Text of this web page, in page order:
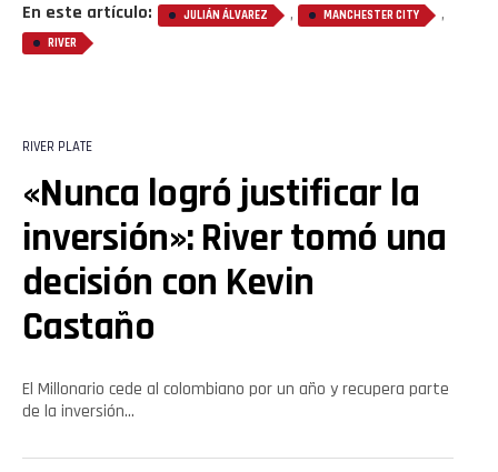
En este artículo: JULIÁN ÁLVAREZ , MANCHESTER CITY ,
RIVER
RIVER PLATE
«Nunca logró justificar la
inversión»: River tomó una
decisión con Kevin
Castaño
El Millonario cede al colombiano por un año y recupera parte
de la inversión…
Flipboard